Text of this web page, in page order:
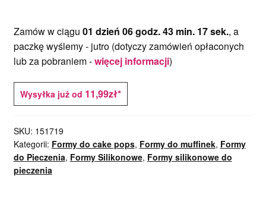
Zamów w ciągu 01 dzień 06 godz. 43 min. 17 sek., a
paczkę wyślemy - jutro(dotyczy zamówień opłaconych
lub za pobraniem -więcej informacji)
Wysyłka już od 11,99zł*
SKU: 151719
Kategorii: Formy do cake pops, Formy do muffinek, Formy
do Pieczenia, Formy Silikonowe, Formy silikonowe do
pieczenia